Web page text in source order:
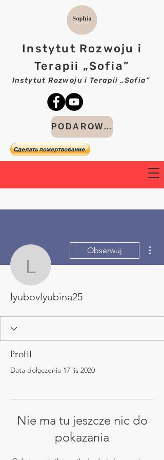
Instytut Rozwoju i
Terapii „Sofia”
Instytut Rozwoju i Terapii „Sofia”
PODAROWAĆ
lyubovlyubina25
Obserwuj
lyubovlyubina25
Profil
Data dołączenia 17 lis 2020
Nie ma tu jeszcze nic do
pokazania